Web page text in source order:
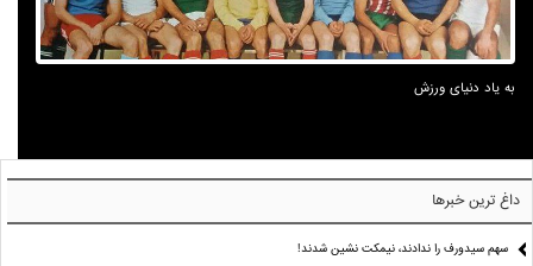
به یاد دنیای ورزش
داغ ترین خبرها
سهم سیدورف را ندادند، نیمکت نشین شدند!